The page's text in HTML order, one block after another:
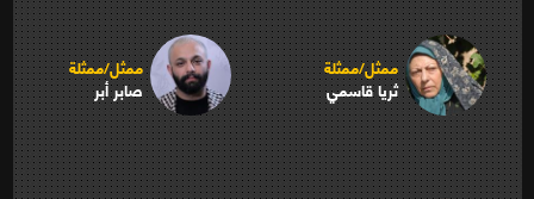
ممثل/ممثلة
ثريا قاسمي
ممثل/ممثلة
صابر أبر